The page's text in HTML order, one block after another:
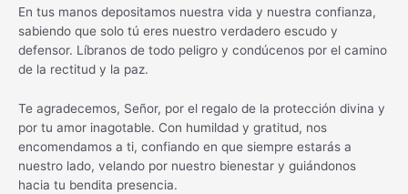
En tus manos depositamos nuestra vida y nuestra confianza,
sabiendo que solo tú eres nuestro verdadero escudo y
defensor. Líbranos de todo peligro y condúcenos por el camino
de la rectitud y la paz.
Te agradecemos, Señor, por el regalo de la protección divina y
por tu amor inagotable. Con humildad y gratitud, nos
encomendamos a ti, confiando en que siempre estarás a
nuestro lado, velando por nuestro bienestar y guiándonos
hacia tu bendita presencia.